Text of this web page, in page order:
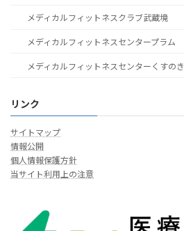
メディカルフィットネスクラブ武蔵境
メディカルフィットネスセンタープラム
メディカルフィットネスセンターくすのき
リンク
サイトマップ
情報公開
個人情報保護方針
当サイト利用上の注意